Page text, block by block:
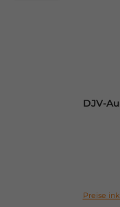
DJV-
Preise